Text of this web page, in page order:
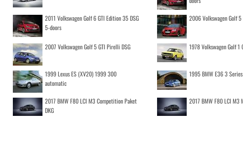
2011 Volkswagen Golf 6 GTI Edition 35 DSG
5-doors
2006 Volkswagen Golf
2007 Volkswagen Golf 5 GTI Pirelli DSG 1978 Volkswagen Golf 1
1999 Lexus ES (XV20) 1999 300
automatic
1995 BMW E36 3
2017 BMW F80 LCI M3 Competition Paket
DKG
2017 BMW F80 LCI M3